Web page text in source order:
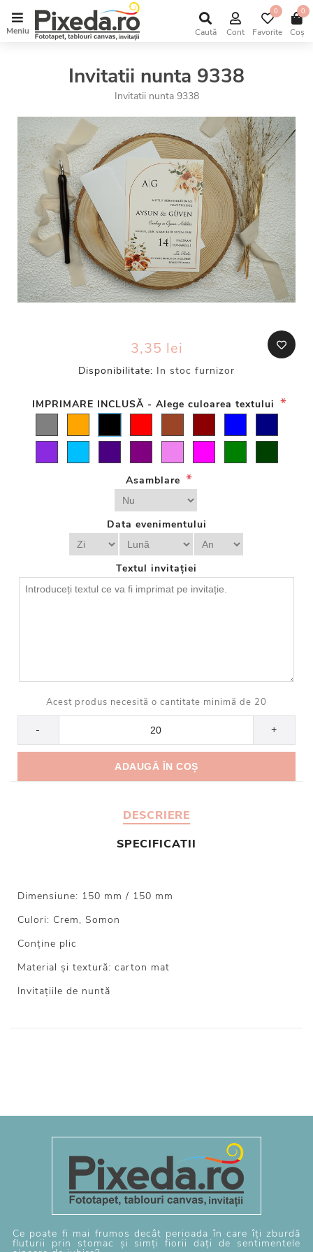
Meniu Caută Cont Favorite
0
Coș
0
Invitatii nunta 9338
Invitatii nunta 9338
3,35 lei
Disponibilitate: In stoc furnizor
IMPRIMARE INCLUSĂ - Alege culoarea textului *
Asamblare *
Data evenimentului
Textul invitației
Acest produs necesită o cantitate minimă de 20
- +
DESCRIERE
SPECIFICATII
Dimensiune: 150 mm / 150 mm
Culori: Crem, Somon
Conține plic
Material și textură: carton mat
Invitațiile de nuntă
Ce poate fi mai frumos decât perioada în care îți zburdă
fluturii prin stomac și simți fiorii dați de sentimentele